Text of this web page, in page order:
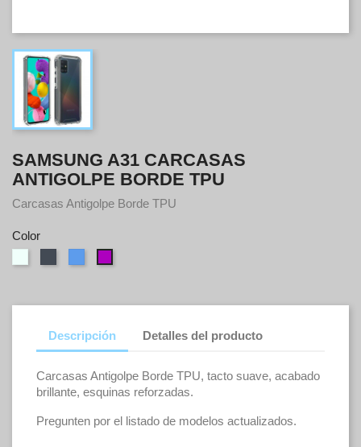
SAMSUNG A31 CARCASAS
ANTIGOLPE BORDE TPU
Carcasas Antigolpe Borde TPU
Color
Descripción Detalles del producto
Carcasas Antigolpe Borde TPU, tacto suave, acabado
brillante, esquinas reforzadas.
Pregunten por el listado de modelos actualizados.